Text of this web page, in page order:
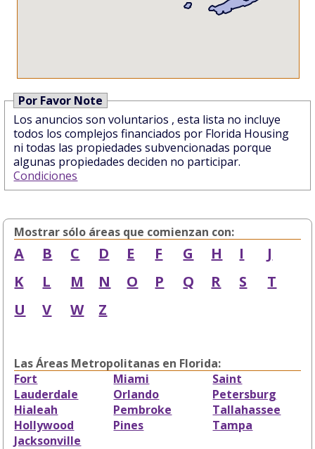
Por Favor Note
Los anuncios son voluntarios , esta lista no incluye
todos los complejos financiados por Florida Housing
ni todas las propiedades subvencionadas porque
algunas propiedades deciden no participar.
Condiciones
Mostrar sólo áreas que comienzan con:
A B C D E F G H I
J
K
L M N O P Q R S
T
U
V W Z
Las Áreas Metropolitanas en Florida:
Fort
Lauderdale
Hialeah
Hollywood
Jacksonville
Miami
Orlando
Pembroke
Pines
Saint
Petersburg
Tallahassee
Tampa